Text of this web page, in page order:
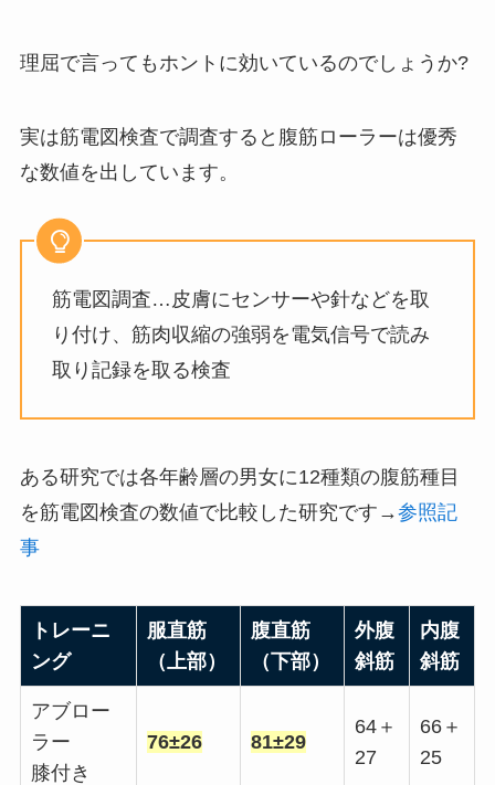
理屈で言ってもホントに効いているのでしょうか?
実は筋電図検査で調査すると腹筋ローラーは優秀
な数値を出しています。
筋電図調査…皮膚にセンサーや針などを取
り付け、筋肉収縮の強弱を電気信号で読み
取り記録を取る検査
ある研究では各年齢層の男女に12種類の腹筋種目
を筋電図検査の数値で比較した研究です→参照記
事
トレーニ
ング
服直筋
（上部）
腹直筋
（下部）
外腹
斜筋
内腹
斜筋
アブロー
ラー
膝付き
76±26 81±29
64＋
27
66＋
25